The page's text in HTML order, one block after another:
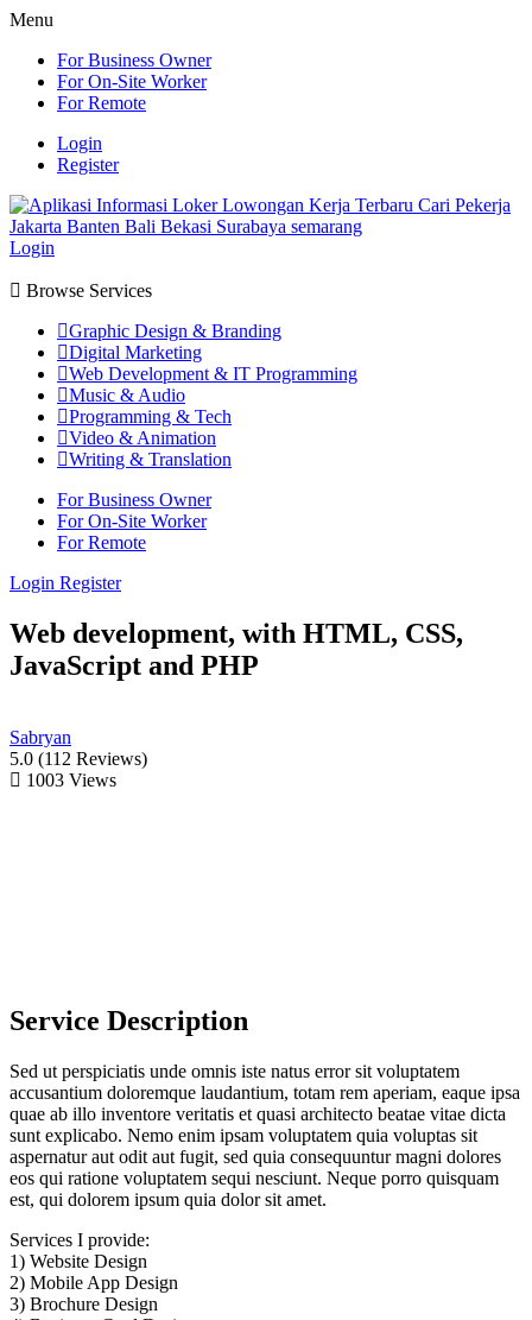
Menu
For Business Owner
For On-Site Worker
For Remote
Login
Register
Login
Browse Services
Graphic Design & Branding
Digital Marketing
Web Development & IT Programming
Music & Audio
Programming & Tech
Video & Animation
Writing & Translation
For Business Owner
For On-Site Worker
For Remote
Login Register
Web development, with HTML, CSS,
JavaScript and PHP
Sabryan
5.0 (112 Reviews)
1003 Views
Service Description
Sed ut perspiciatis unde omnis iste natus error sit voluptatem
accusantium doloremque laudantium, totam rem aperiam, eaque ipsa
quae ab illo inventore veritatis et quasi architecto beatae vitae dicta
sunt explicabo. Nemo enim ipsam voluptatem quia voluptas sit
aspernatur aut odit aut fugit, sed quia consequuntur magni dolores
eos qui ratione voluptatem sequi nesciunt. Neque porro quisquam
est, qui dolorem ipsum quia dolor sit amet.
Services I provide:
1) Website Design
2) Mobile App Design
3) Brochure Design